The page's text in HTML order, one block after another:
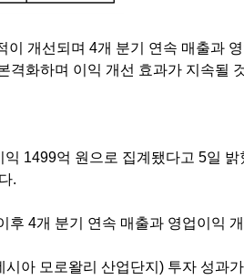
이 개선되며 4개 분기 연속 매출과
격화하며 이익 개선 효과가 지속될
익 1499억 원으로 집계됐다고 5일 밝
.
후 4개 분기 연속 매출과 영업이익
시아 모로왈리 산업단지 ) 투자 성과